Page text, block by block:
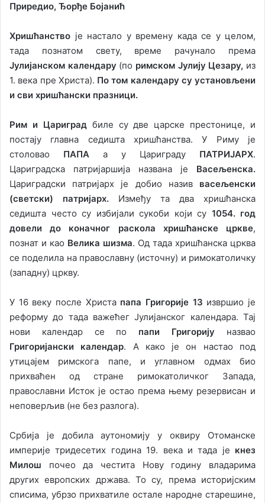
Приредио, Ђорђе Бојанић
Хришћанство је настало у времену када се у целом,
тада познатом свету, време рачунало према
Јулијанском календару (по римском Јулију Цезару, из
1. века пре Христа). По том календару су установљени
и сви хришћански празници.
Рим и Цариград биле су две царске престонице, и
постају главна седишта хришћанства. У Риму је
столовао ПАПА а у Цариграду ПАТРИЈАРХ.
Цариградска патријаршија названа је Васељенска.
Цариградски патријарх је добио назив васељенски
(светски) патријарх. Између та два хришћанска
седишта често су избијали сукоби који су 1054. год
довели до коначног раскола хришћанске цркве,
познат и као Велика шизма. Од тада хришћанска црква
се поделила на православну (источну) и римокатоличку
(западну) цркву.
У 16 веку после Христа папа Григорије 13 извршио је
реформу до тада важећег Јулијанског календара. Тај
нови календар се по папи Григорију назвао
Григоријански календар. А како је он настао под
утицајем римскога папе, и углавном одмах био
прихваћен од стране римокатоличког Запада,
православни Исток је остао према њему резервисан и
неповерљив (не без разлога).
Србија је добила аутономију у оквиру Отоманске
империје тридесетих година 19. века и тада је кнез
Милош почео да честита Нову годину владарима
других европских држава. То су, према историјским
списима, убрзо прихватиле остале народне старешине,